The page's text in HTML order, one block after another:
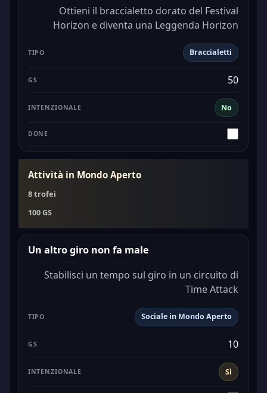
Ottieni il braccialetto dorato del Festival
Horizon e diventa una Leggenda Horizon
Braccialetti
No
50
Attività in Mondo Aperto
8 trofei
100 GS
Un altro giro non fa male
Stabilisci un tempo sul giro in un circuito di
Time Attack
Sociale in Mondo Aperto
Sì
10